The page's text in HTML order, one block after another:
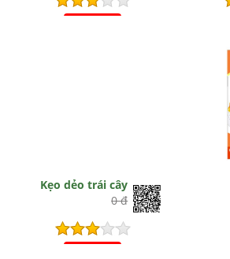
Kẹo dẻo trái cây
0 đ